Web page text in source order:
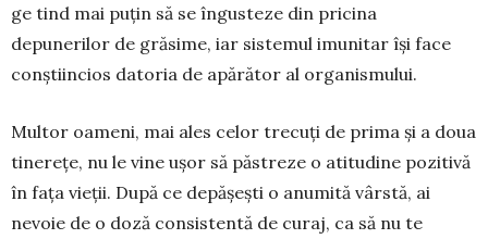
ge tind mai puțin să se în­gus­teze din pricina
depunerilor de grăsime, iar siste­mul imunitar își face
conștiincios dato­ria de apărător al organismului.
Multor oameni, mai ales celor trecuți de prima și a doua
tinerețe, nu le vine ușor să păstreze o atitudine pozitivă
în fața vieții. După ce depășești o anumită vârstă, ai
nevoie de o doză consistentă de curaj, ca să nu te